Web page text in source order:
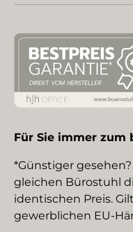
Für Sie immer zum
*Günstiger
gleichen Bürostuhl
identischen Preis.
gewerblichen EU-